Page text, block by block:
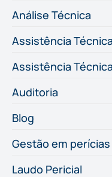
Análise Técnica
Assistência
Assistência
Auditoria
Blog
Gestão em perícias
Laudo Pericial